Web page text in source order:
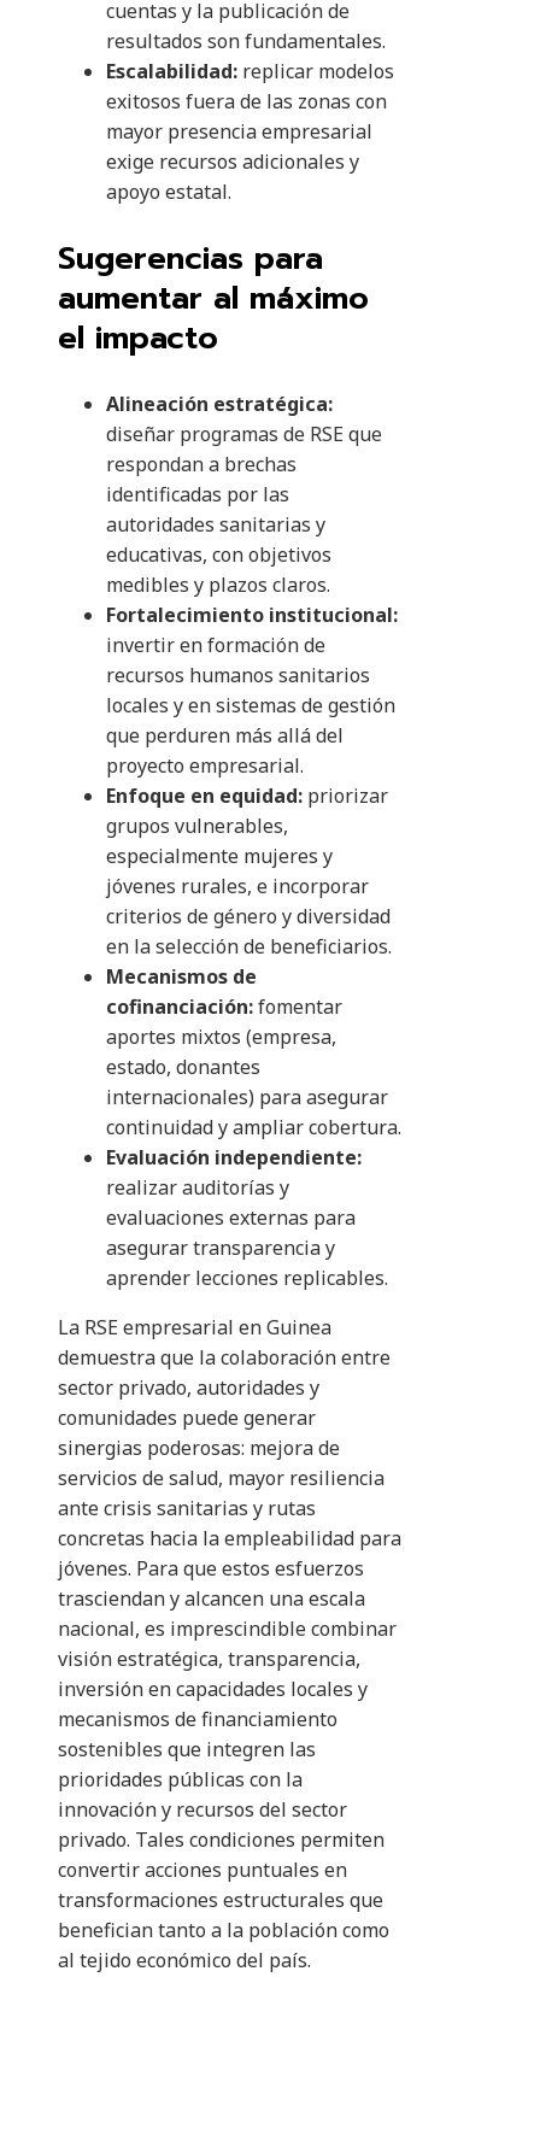
cuentas y la publicación de
resultados son fundamentales.
Escalabilidad: replicar modelos
exitosos fuera de las zonas con
mayor presencia empresarial
exige recursos adicionales y
apoyo estatal.
Sugerencias para
aumentar al máximo
el impacto
Alineación estratégica:
diseñar programas de RSE que
respondan a brechas
identificadas por las
autoridades sanitarias y
educativas, con objetivos
medibles y plazos claros.
Fortalecimiento institucional:
invertir en formación de
recursos humanos sanitarios
locales y en sistemas de gestión
que perduren más allá del
proyecto empresarial.
Enfoque en equidad: priorizar
grupos vulnerables,
especialmente mujeres y
jóvenes rurales, e incorporar
criterios de género y diversidad
en la selección de beneficiarios.
Mecanismos de
cofinanciación:fomentar
aportes mixtos (empresa,
estado, donantes
internacionales) para asegurar
continuidad y ampliar cobertura.
Evaluación independiente:
realizar auditorías y
evaluaciones externas para
asegurar transparencia y
aprender lecciones replicables.
La RSE empresarial en Guinea
demuestra que la colaboración entre
sector privado, autoridades y
comunidades puede generar
sinergias poderosas: mejora de
servicios de salud, mayor resiliencia
ante crisis sanitarias y rutas
concretas hacia la empleabilidad para
jóvenes. Para que estos esfuerzos
trasciendan y alcancen una escala
nacional, es imprescindible combinar
visión estratégica, transparencia,
inversión en capacidades locales y
mecanismos de financiamiento
sostenibles que integren las
prioridades públicas con la
innovación y recursos del sector
privado. Tales condiciones permiten
convertir acciones puntuales en
transformaciones estructurales que
benefician tanto a la población como
al tejido económico del país.